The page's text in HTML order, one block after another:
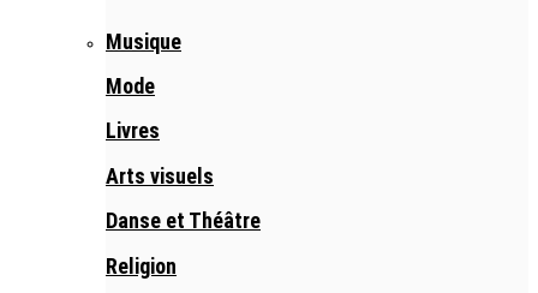
Musique
Mode
Livres
Arts visuels
Danse et Théâtre
Religion